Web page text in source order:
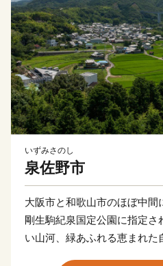
いずみさのし
泉佐野市
大阪市と和歌山市のほぼ中間
剛生駒紀泉国定公園に指定さ
い山河、緑あふれる恵まれた